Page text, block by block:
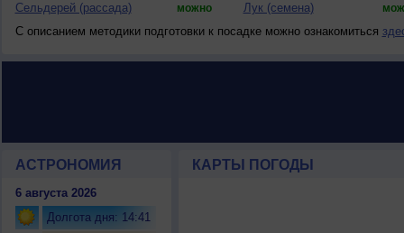
Сельдерей (рассада) можно Лук (семена)
С описанием методики подготовки к посадке можно ознакомиться
АСТРОНОМИЯ
6 августа 2026
Долгота дня: 14:41
КАРТЫ ПОГОДЫ